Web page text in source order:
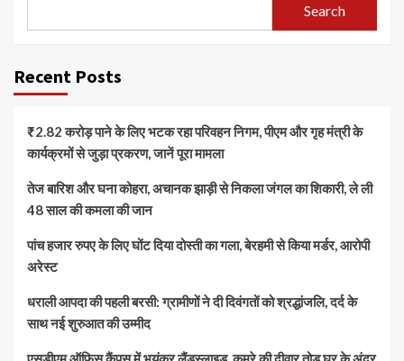
Search
Recent Posts
₹2.82 करोड़ पाने के लिए भटक रहा परिवहन निगम, पीएम और गृह मंत्री के
कार्यक्रमों से जुड़ा प्रकरण, जानें पूरा मामला
तेज बारिश और घना कोहरा, अचानक झाड़ी से निकला जंगल का शिकारी, ले ली
48 साल की कमला की जान
पांच हजार रुपए के लिए घोंट दिया दोस्ती का गला, बेरहमी से किया मर्डर, आरोपी
अरेस्ट
धराली आपदा की पहली बरसी: ग्रामीणों ने दी दिवंगतों को श्रद्धांजलि, दर्द के
साथ नई शुरुआत की उम्मीद